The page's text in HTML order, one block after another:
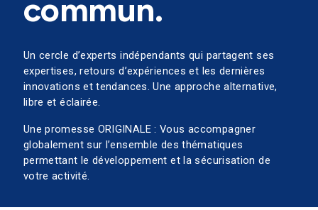
commun.
Un cercle d’experts indépendants qui partagent ses
expertises, retours d’expériences et les dernières
innovations et tendances. Une approche alternative,
libre et éclairée.
Une promesse ORIGINALE : Vous accompagner
globalement sur l’ensemble des thématiques
permettant le développement et la sécurisation de
votre activité.